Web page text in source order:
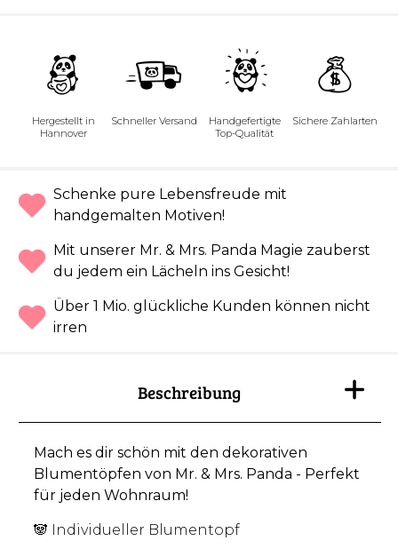
Hergestellt in
Hannover
Schneller Versand
Handgefertigte
Top-Qualität
Sichere Zahlarten
Schenke pure Lebensfreude mit
handgemalten Motiven!
Mit unserer Mr. & Mrs. Panda Magie zauberst
du jedem ein Lächeln ins Gesicht!
Über 1 Mio. glückliche Kunden können nicht
irren
Beschreibung
Mach es dir schön mit den dekorativen
Blumentöpfen von Mr. & Mrs. Panda - Perfekt
für jeden Wohnraum!
🐼 Individueller Blumentopf